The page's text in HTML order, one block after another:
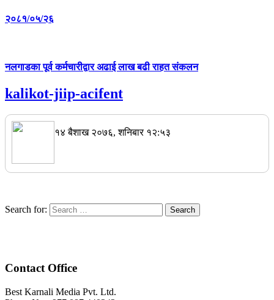
२०८१/०५/२६
नलगाडका पूर्व कर्मचारीद्वार अढाई लाख बढी राहत संकलन
kalikot-jiip-acifent
१४ बैशाख २०७६, शनिबार १२:५३
Search for:
Contact Office
Best Karnali Media Pvt. Ltd.